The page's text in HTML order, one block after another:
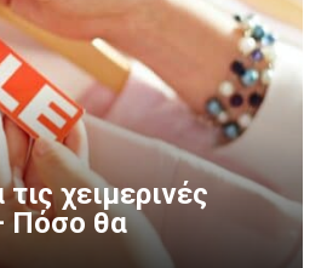
χειμερινές
Πόσο θα